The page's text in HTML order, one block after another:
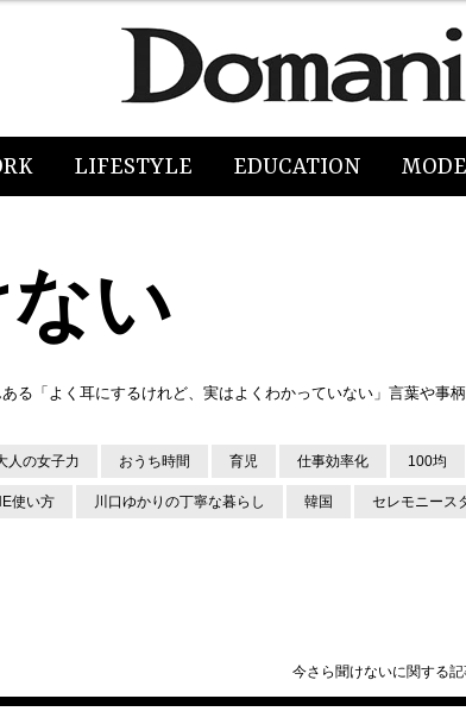
LIFESTYLE EDUCATION
い
る「よく耳にするけれど、実はよくわかっていない」言葉や事
人の女子力 おうち時間 育児 仕事効率化 100均
使い方 川口ゆかりの丁寧な暮らし 韓国 セレモニース
今さら聞けないに関する